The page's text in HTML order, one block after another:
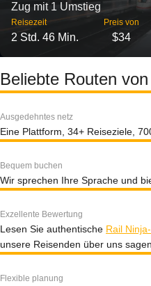
Zug mit 1 Umstieg
Reisezeit
2 Std. 46 Min.
Preis von
$34
Beliebte Routen
Ausgedehntes netz
Eine Plattform, 34+ Reiseziele,
Bequem buchen
Wir sprechen Ihre Sprache und
Exzellente Bewertung
Lesen Sie authentische Rail
unsere Reisenden über uns sagen.
Flexible planung